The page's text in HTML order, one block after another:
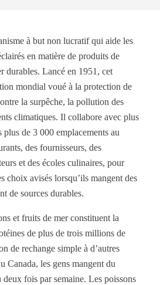
à but non lucratif qui aide les
en matière de produits de
durables. Lancé en 1951, cet
mondial voué à la protection de
la surpêche, la pollution des
climatiques. Il collabore avec plus
plus de 3 000 emplacements au
des fournisseurs, des
et des écoles culinaires, pour
choix avisés lorsqu’ils mangent des
de sources durables.
et fruits de mer constituent la
de plus de trois millions de
de rechange simple à d’autres
Canada, les gens mangent du
fois par semaine. Les poissons